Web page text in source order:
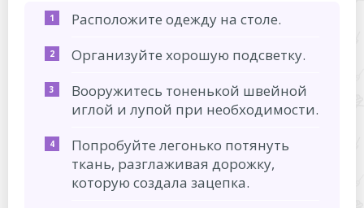
Расположите одежду на столе.
Организуйте хорошую подсветку.
Вооружитесь тоненькой швейной
иглой и лупой при необходимости.
Попробуйте легонько потянуть
ткань, разглаживая дорожку,
которую создала зацепка.